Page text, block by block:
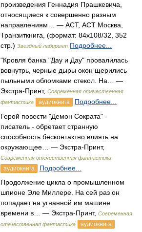
произведения Геннадия Прашкевича,
относящиеся к совершенно разным
направлениям… — АСТ, АСТ Москва,
Транзиткнига, (формат: 84x108/32, 352
стр.) Звездный лабиринт Подробнее...
"Кровля банка "Дау и Дау" провалилась
вовнутрь, черные дыры окон щерились
пыльными обломками стекол. На… —
Экстра-Принт, Современная отечественная
фантастика
аудиокнига
Подробнее...
Герой повести "Демон Сократа" -
писатель - обретает странную
способность бесконтактно влиять на
окружающее… — Экстра-Принт,
Современная отечественная фантастика
аудиокнига
Подробнее...
Продолжение цикла о промышленном
шпионе Эле Миллере. На сей раз он
попадает на угнанной им машине
времени в… — Экстра-Принт, Современная
отечественная фантастика
аудиокнига